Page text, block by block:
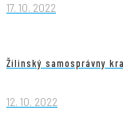
17. 10. 2022
Žilinský samosprávny
12. 10. 2022